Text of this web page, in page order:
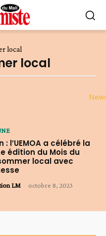
local
local
: l’UEMOA a célébré la
édition du Mois du
local avec
LM - octobre 8, 2023